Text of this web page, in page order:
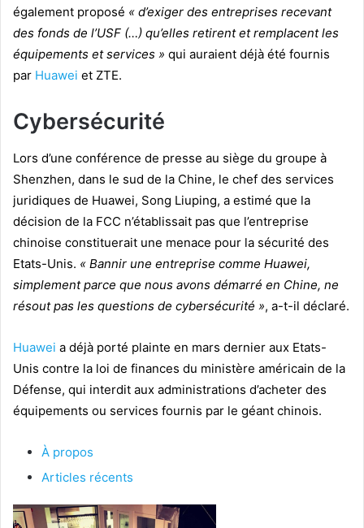
également proposé « d’exiger des entreprises recevant
des fonds de l’USF (…) qu’elles retirent et remplacent les
équipements et services » qui auraient déjà été fournis
par Huawei et ZTE.
Cybersécurité
Lors d’une conférence de presse au siège du groupe à
Shenzhen, dans le sud de la Chine, le chef des services
juridiques de Huawei, Song Liuping, a estimé que la
décision de la FCC n’établissait pas que l’entreprise
chinoise constituerait une menace pour la sécurité des
Etats-Unis. « Bannir une entreprise comme Huawei,
simplement parce que nous avons démarré en Chine, ne
résout pas les questions de cybersécurité », a-t-il déclaré.
Huawei a déjà porté plainte en mars dernier aux Etats-
Unis contre la loi de finances du ministère américain de la
Défense, qui interdit aux administrations d’acheter des
équipements ou services fournis par le géant chinois.
À propos
Articles récents